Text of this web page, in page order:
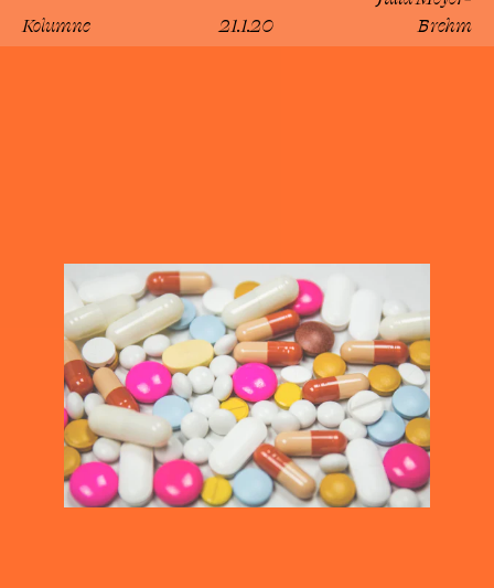
Kolumne 21.1.20
Brehm